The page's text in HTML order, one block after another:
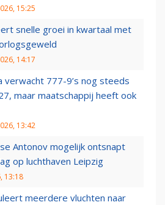
15:25
snelle groei in kwartaal met
14:17
verwacht 777-9’s nog steeds
maar maatschappij heeft ook
13:42
Antonov mogelijk ontsnapt
op luchthaven Leipzig
13:18
meerdere vluchten naar